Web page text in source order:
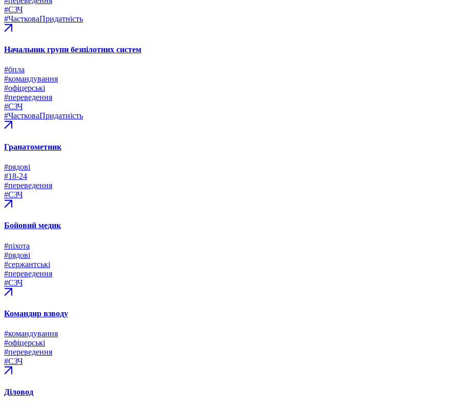
#СЗЧ
#ЧастковаПридатність
Начальник групи безпілотних систем
#бпла
#командування
#офіцерські
#переведення
#СЗЧ
#ЧастковаПридатність
Гранатометник
#рядові
#18-24
#переведення
#СЗЧ
Бойовий медик
#піхота
#рядові
#сержантські
#переведення
#СЗЧ
Командир взводу
#командування
#офіцерські
#переведення
#СЗЧ
Діловод